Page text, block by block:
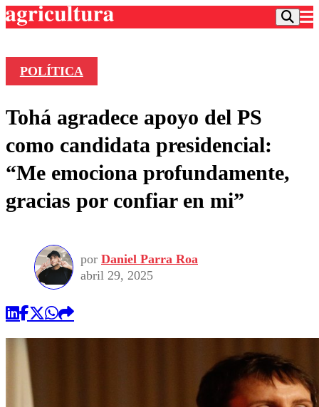
Frecuencias
Agricultura TV
Deportes
Colo Colo
Motor
Torneo Internacional
Torneo Nacional
Entretención
Internacional
Nacional
Vida Social
Programas
Comercial
POLÍTICA
Tohá agradece apoyo del PS
como candidata presidencial:
“Me emociona profundamente,
gracias por confiar en mi”
por Daniel Parra Roa
abril 29, 2025